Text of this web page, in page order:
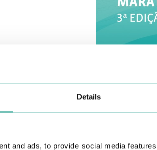
Details
and ads, to provide social media